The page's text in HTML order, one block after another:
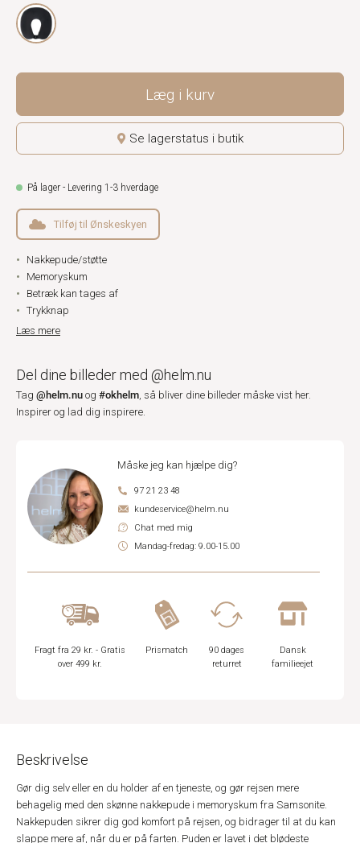
Læg i kurv
Se lagerstatus i butik
På lager - Levering 1-3 hverdage
Tilføj til Ønskeskyen
Nakkepude/støtte
Memoryskum
Betræk kan tages af
Trykknap
Læs mere
Del dine billeder med @helm.nu
Tag @helm.nu og #okhelm, så bliver dine billeder måske vist her.
Inspirer og lad dig inspirere.
Måske jeg kan hjælpe dig?
97 21 23 48
kundeservice@helm.nu
Chat med mig
Mandag-fredag: 9.00-15.00
Fragt fra 29 kr. - Gratis
over 499 kr.
Prismatch
90 dages
returret
Dansk
familieejet
Beskrivelse
Gør dig selv eller en du holder af en tjeneste, og gør rejsen mere
behagelig med den skønne nakkepude i memoryskum fra Samsonite.
Nakkepuden sikrer dig god komfort på rejsen, og bidrager til at du kan
slappe mere af, når du er på farten. Puden er lavet i det blødeste